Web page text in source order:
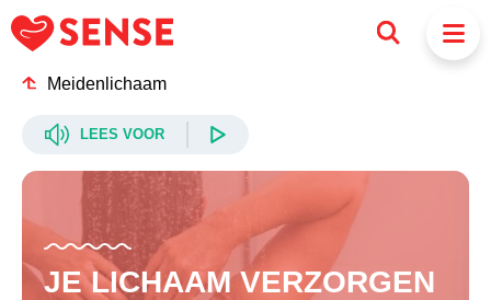
Meidenlichaam
LEES VOOR
JE LICHAAM VERZORGEN